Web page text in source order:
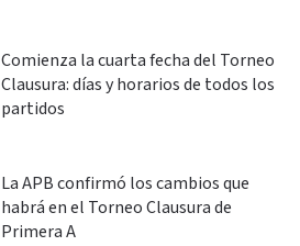
Comienza la cuarta fecha del Torneo
Clausura: días y horarios de todos los
partidos
La APB confirmó los cambios que
habrá en el Torneo Clausura de
Primera A